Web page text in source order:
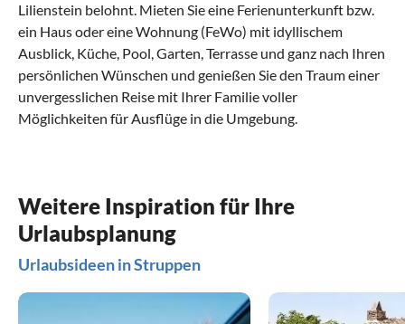
Lilienstein belohnt. Mieten Sie eine Ferienunterkunft bzw.
ein Haus oder eine Wohnung (FeWo) mit idyllischem
Ausblick, Küche, Pool, Garten, Terrasse und ganz nach Ihren
persönlichen Wünschen und genießen Sie den Traum einer
unvergesslichen Reise mit Ihrer Familie voller
Möglichkeiten für Ausflüge in die Umgebung.
Die Küche der Sächsischen Schweiz ist lecker und macht
Regionalküche mit ein paar Besonderheiten
hervorgebracht. Einige Spezialitäten kommen aus dem
, dem Raum Dresden, wie der Dresdener
Schweiz
Dresdenentfernt im Herzen der Sächsischen Schweiz
zwischen den Städten Wehlen, Rathen undKönigstein. Sie
erreichen Ihre Ferienwohnung oder Ihr Ferienhaus in
Weitere Inspiration für Ihre
Urlaubsplanung
Urlaubsideen in Struppen